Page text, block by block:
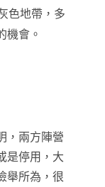
色地帶，多
機會 。
，兩方陣營
是停用 ，大
舉所為 ，很